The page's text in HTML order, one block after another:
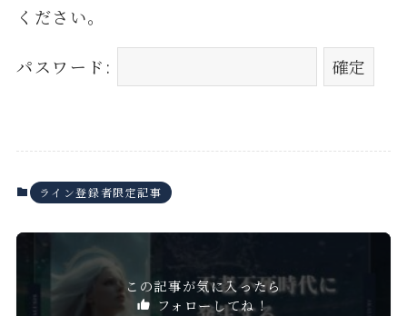
ください。
パスワード:
ライン登録者限定記事
この記事が気に入ったら
フォローしてね！